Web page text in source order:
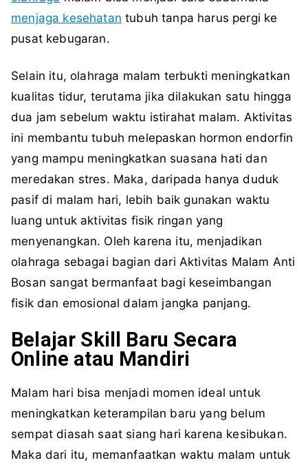
menjaga kesehatan tubuh tanpa harus pergi ke
pusat kebugaran.
Selain itu, olahraga malam terbukti meningkatkan
kualitas tidur, terutama jika dilakukan satu hingga
dua jam sebelum waktu istirahat malam. Aktivitas
ini membantu tubuh melepaskan hormon endorfin
yang mampu meningkatkan suasana hati dan
meredakan stres. Maka, daripada hanya duduk
pasif di malam hari, lebih baik gunakan waktu
luang untuk aktivitas fisik ringan yang
menyenangkan. Oleh karena itu, menjadikan
olahraga sebagai bagian dari Aktivitas Malam Anti
Bosan sangat bermanfaat bagi keseimbangan
fisik dan emosional dalam jangka panjang.
Belajar Skill Baru Secara
Online atau Mandiri
Malam hari bisa menjadi momen ideal untuk
meningkatkan keterampilan baru yang belum
sempat diasah saat siang hari karena kesibukan.
Maka dari itu, memanfaatkan waktu malam untuk